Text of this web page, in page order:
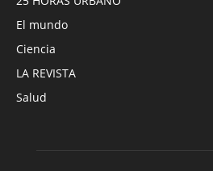
El mundo
Ciencia
LA REVISTA
Salud